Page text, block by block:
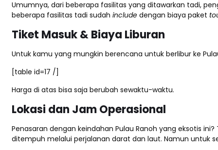
Umumnya, dari beberapa fasilitas yang ditawarkan tadi,
beberapa fasilitas tadi sudah include dengan biaya paket
Tiket Masuk & Biaya Liburan
Untuk kamu yang mungkin berencana untuk berlibur ke
[table id=17 /]
Harga di atas bisa saja berubah sewaktu-waktu.
Lokasi dan Jam Operasional
Penasaran dengan keindahan Pulau Ranoh yang eksotis
ditempuh melalui perjalanan darat dan laut. Namun untuk